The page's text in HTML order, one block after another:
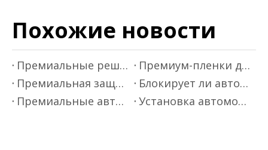
Похожие новости
Премиальные решения для тонировки стекол автомобиля - Mr.film
Премиум-пленки для оклейки автомобилей от Mr.film
Премиальная защита автокраски - Mr.Film
Блокирует ли автомобильная оконная пленка инфракрасные лучи?
Премиальные автомобильные пленки для окон от Mr.Film
Установка автомобильной оконной пленки премиум-класса